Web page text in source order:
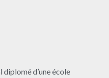
d’une école